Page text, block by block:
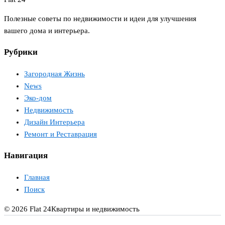
Полезные советы по недвижимости и идеи для улучшения
вашего дома и интерьера.
Рубрики
Загородная Жизнь
News
Эко-дом
Недвижимость
Дизайн Интерьера
Ремонт и Реставрация
Навигация
Главная
Поиск
© 2026 Flat 24Квартиры и недвижимость